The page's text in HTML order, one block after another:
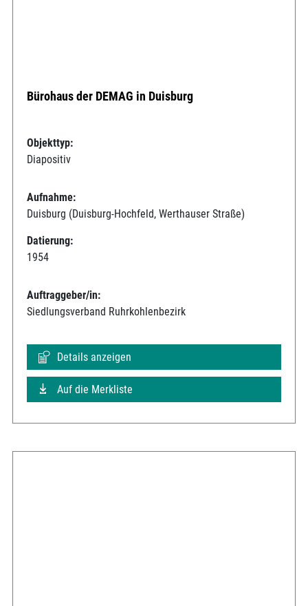
Bürohaus der DEMAG in Duisburg
Objekttyp:
Diapositiv
Aufnahme:
Duisburg (Duisburg-Hochfeld, Werthauser Straße)
Datierung:
1954
Auftraggeber/in:
Siedlungsverband Ruhrkohlenbezirk
Details anzeigen
Auf die Merkliste